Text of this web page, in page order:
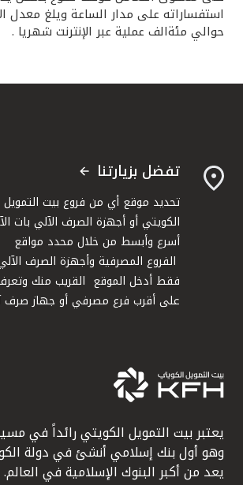
حوالي مئةالف عملية عبر الإنترنت شهريا .
تفضل بزيارتنا
تحديد موقع أي من فروع بيت التمويل
الكويتي أو أجهزة الصرف الآلي بات
أسرع وأبسط من خلال محدد مواقع
الفروع المصرفية وأجهزة الصرف
فقط أدخل الموقع القريب منك
على أقرب فرع مصرفي أو جهاز صرف
يعتبر بيت التمويل الكويتي رائداً في
يعد من أكبر البنوك الإسلامية في